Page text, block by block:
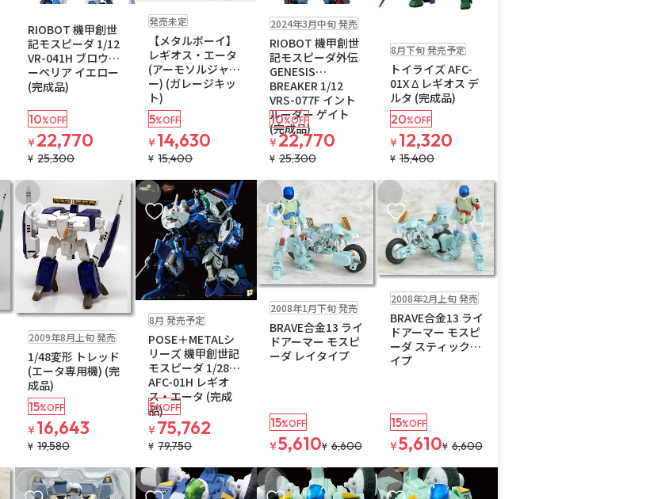
RIOBOT 機甲創世
記モスピーダ 1/12
VR-041H ブロウス
ーペリア イエロー
(完成品)
10%OFF
¥ 22,770
¥ 25,300
発売未定
【メタルボーイ】
レギオス・エータ
(アーモソルジャ
ー) (ガレージキッ
ト)
5%OFF
¥ 14,630
¥ 15,400
2024年3月中旬 発売
RIOBOT 機甲創世
記モスピーダ外伝
GENESIS
BREAKER 1/12
VRS-077F イント
ルーダー ゲイト
(完成品)
10%OFF
¥ 22,770
¥ 25,300
8月下旬 発売予定
トイライズ AFC-
01X Δ レギオス デ
ルタ (完成品)
20%OFF
¥ 12,320
¥ 15,400
お気に入りに追加
2009年8月上旬 発売
1/48変形 トレッド
(エータ専用機) (完
成品)
15%OFF
¥ 16,643
¥ 19,580
お気に入りに追加
注文再開メール
8月 発売予定
POSE＋METALシ
リーズ 機甲創世記
モスピーダ 1/28
AFC-01H レギオ
ス・エータ (完成
品)
5%OFF
¥ 75,762
¥ 79,750
お気に入りに追加
2008年1月下旬 発売
BRAVE合金13 ライ
ドアーマー モスピ
ーダ レイタイプ
15%OFF
¥5,610¥ 6,600
お気に入りに追加
2008年2月上旬 発売
BRAVE合金13 ライ
ドアーマー モスピ
ーダ スティックタ
イプ
15%OFF
¥5,610¥ 6,600
お気に入りに追加 お気に入りに追加 お気に入りに追加 お気に入りに追加